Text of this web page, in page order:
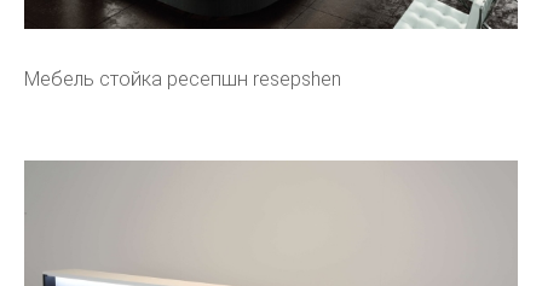
Мебель стойка ресепшн resepshen